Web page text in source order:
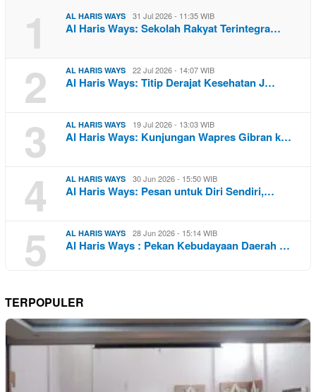
1 AL HARIS WAYS 31 Jul 2026 - 11:35 WIB
Al Haris Ways: Sekolah Rakyat Terintegra…
2 AL HARIS WAYS 22 Jul 2026 - 14:07 WIB
Al Haris Ways: Titip Derajat Kesehatan J…
3 AL HARIS WAYS 19 Jul 2026 - 13:03 WIB
Al Haris Ways: Kunjungan Wapres Gibran k…
4 AL HARIS WAYS 30 Jun 2026 - 15:50 WIB
Al Haris Ways: Pesan untuk Diri Sendiri,…
5 AL HARIS WAYS 28 Jun 2026 - 15:14 WIB
Al Haris Ways : Pekan Kebudayaan Daerah …
TERPOPULER